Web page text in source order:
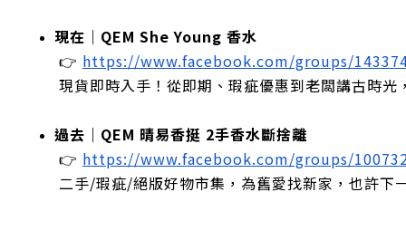
現在｜QEM She Young 香水
👉 https://www.facebook.com/groups/
現貨即時入手！從即期、瑕疵優惠到老闆講古時
過去｜QEM 晴易香挺 2手香水斷捨離
👉 https://www.facebook.com/groups/
二手/瑕疵/絕版好物市集，為舊愛找新家，也許下